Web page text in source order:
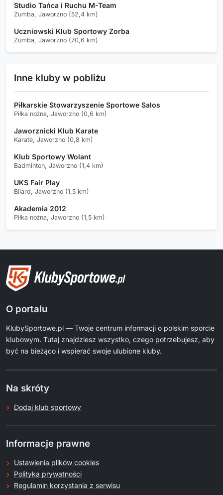
Studio Tańca i Ruchu M-Team
Zumba, Jaworzno (52,4 km)
Uczniowski Klub Sportowy Zorba
Zumba, Jaworzno (70,6 km)
Inne kluby w pobliżu
Piłkarskie Stowarzyszenie Sportowe Salos
Piłka nożna, Jaworzno (0,6 km)
Jaworznicki Klub Karate
Karate, Jaworzno (0,8 km)
Klub Sportowy Wolant
Badminton, Jaworzno (1,4 km)
UKS Fair Play
Bilard, Jaworzno (1,5 km)
Akademia 2012
Piłka nożna, Jaworzno (1,5 km)
O portalu
KlubySportowe.pl — Twoje centrum informacji o polskim sporcie
klubowym. Tutaj znajdziesz wszystko, czego potrzebujesz, aby
być na bieżąco i wspierać swoje ulubione kluby.
Na skróty
Dodaj klub sportowy
Informacje prawne
Ustawienia plików cookies
Polityka prywatności
Regulamin korzystania z serwisu